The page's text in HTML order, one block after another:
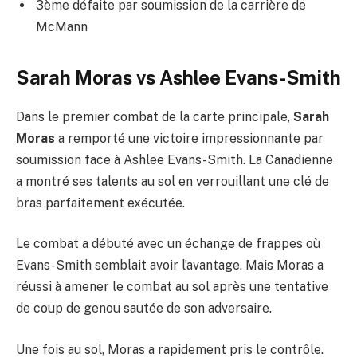
3ème défaite par soumission de la carrière de
McMann
Sarah Moras vs Ashlee Evans-Smith
Dans le premier combat de la carte principale, Sarah
Moras a remporté une victoire impressionnante par
soumission face à Ashlee Evans-Smith. La Canadienne
a montré ses talents au sol en verrouillant une clé de
bras parfaitement exécutée.
Le combat a débuté avec un échange de frappes où
Evans-Smith semblait avoir l’avantage. Mais Moras a
réussi à amener le combat au sol après une tentative
de coup de genou sautée de son adversaire.
Une fois au sol, Moras a rapidement pris le contrôle.